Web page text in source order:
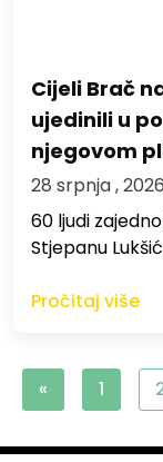
Cijeli Brač
ujedinili u
njegovom
28 srpnja ,
60 ljudi
Stjepanu
Pročitaj više
« 1